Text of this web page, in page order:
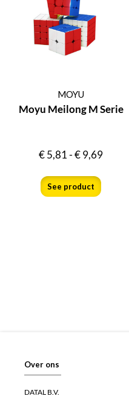
MOYU
Moyu Meilong M Serie
€5,81-€9,69
See product
Over ons
DATAL B.V.